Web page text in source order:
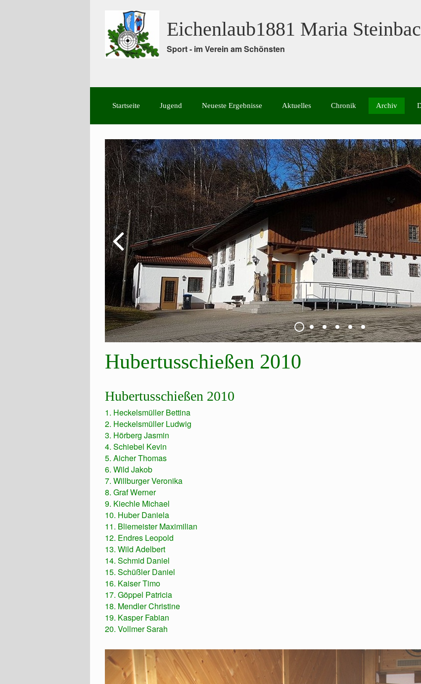
Eichenlaub1881 Maria
Sport - im Verein am Schönsten
Startseite Jugend Neueste Ergebnisse Aktuelles Chronik Archiv
Hubertusschießen 2010
Hubertusschießen 2010
1. Heckelsmüller Bettina
2. Heckelsmüller Ludwig
3. Hörberg Jasmin
4. Schiebel Kevin
5. Aicher Thomas
6. Wild Jakob
7. Willburger Veronika
8. Graf Werner
9. Kiechle Michael
10. Huber Daniela
11. Bliemeister Maximilian
12. Endres Leopold
13. Wild Adelbert
14. Schmid Daniel
15. Schüßler Daniel
16. Kaiser Timo
17. Göppel Patricia
18. Mendler Christine
19. Kasper Fabian
20. Vollmer Sarah